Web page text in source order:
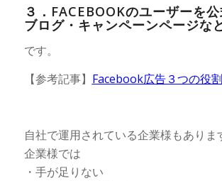
３．FACEBOOKのユーザーを公
ブログ・キャンペーンページな
です。
【参考記事】 Facebook広告３つの役
自社で運用されている企業様もありま
企業様では
・手が足りない